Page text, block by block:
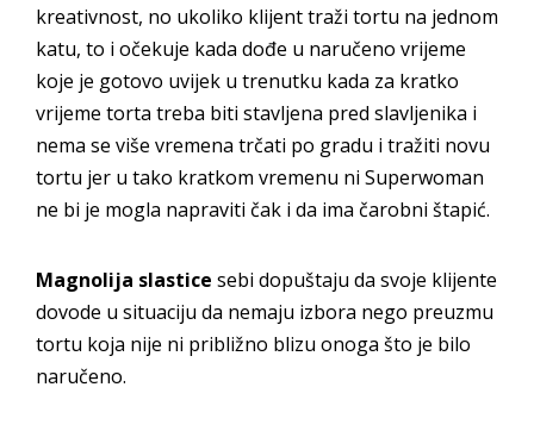
kreativnost, no ukoliko klijent traži tortu na jednom
katu, to i očekuje kada dođe u naručeno vrijeme
koje je gotovo uvijek u trenutku kada za kratko
vrijeme torta treba biti stavljena pred slavljenika i
nema se više vremena trčati po gradu i tražiti novu
tortu jer u tako kratkom vremenu ni Superwoman
ne bi je mogla napraviti čak i da ima čarobni štapić.
Magnolija slastice sebi dopuštaju da svoje klijente
dovode u situaciju da nemaju izbora nego preuzmu
tortu koja nije ni približno blizu onoga što je bilo
naručeno.